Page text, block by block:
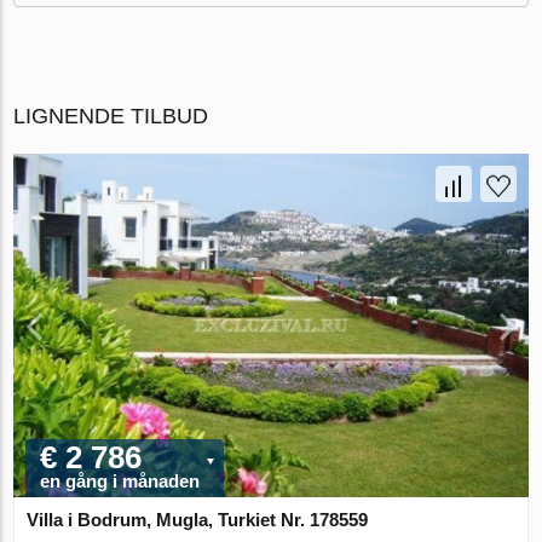
LIGNENDE TILBUD
€ 2 786
en gång i månaden
Villa i Bodrum, Mugla, Turkiet Nr. 178559